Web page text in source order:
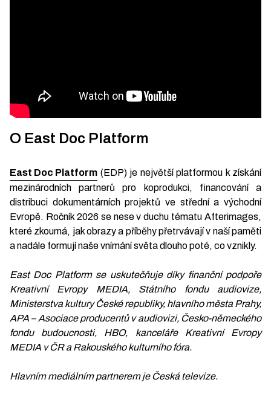
O East Doc Platform
East Doc Platform (EDP) je největší platformou k získání
mezinárodních partnerů pro koprodukci, financování a
distribuci dokumentárních projektů ve střední a východní
Evropě. Ročník 2026 se nese v duchu tématu Afterimages,
které zkoumá, jak obrazy a příběhy přetrvávají v naší paměti
a nadále formují naše vnímání světa dlouho poté, co vznikly.
East Doc Platform se uskutečňuje díky finanční podpoře
Kreativní Evropy MEDIA, Státního fondu audiovize,
Ministerstva kultury České republiky, hlavního města Prahy,
APA – Asociace producentů v audiovizi, Česko-německého
fondu budoucnosti, HBO, kanceláře Kreativní Evropy
MEDIA v ČR a Rakouského kulturního fóra.
Hlavním mediálním partnerem je Česká televize.